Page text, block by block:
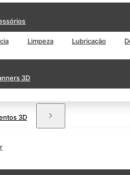
Limpeza Lubricação
3D
3D